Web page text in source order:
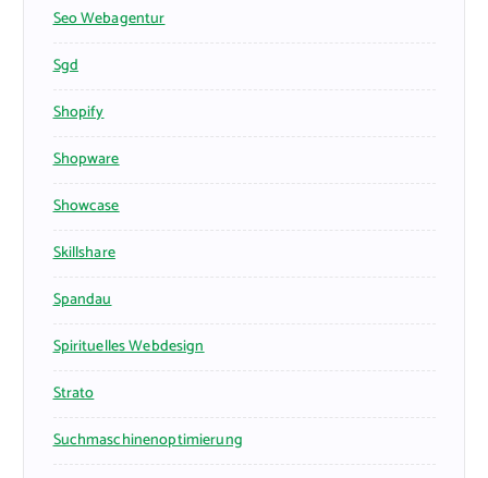
Seo Webagentur
Sgd
Shopify
Shopware
Showcase
Skillshare
Spandau
Spirituelles Webdesign
Strato
Suchmaschinenoptimierung